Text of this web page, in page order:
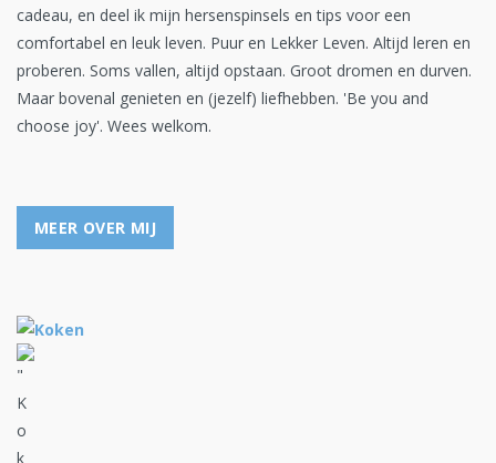
cadeau, en deel ik mijn hersenspinsels en tips voor een
comfortabel en leuk leven. Puur en Lekker Leven. Altijd leren en
proberen. Soms vallen, altijd opstaan. Groot dromen en durven.
Maar bovenal genieten en (jezelf) liefhebben. 'Be you and
choose joy'. Wees welkom.
MEER OVER MIJ